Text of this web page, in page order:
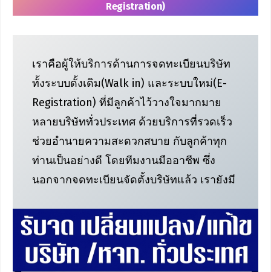
Registration)
เราคือผู้ให้บริการด้านการจดทะเบียนบริษัท
ทั้งระบบดั้งเดิม(Walk in) และระบบใหม่(E-
Registration) ที่มีลูกค้าไว้วางใจมากมาย
หลายบริษัททั่วประเทศ ด้วยบริการที่รวดเร็ว
ช่วยอำนายความสะดวกสบาย กับลูกค้าทุก
ท่านเป็นอย่างดี โดยทีมงานมืออาชีพ ซึ่ง
นอกจากจดทะเบียนจัดตั้งบริษัทแล้ว เรายังมี